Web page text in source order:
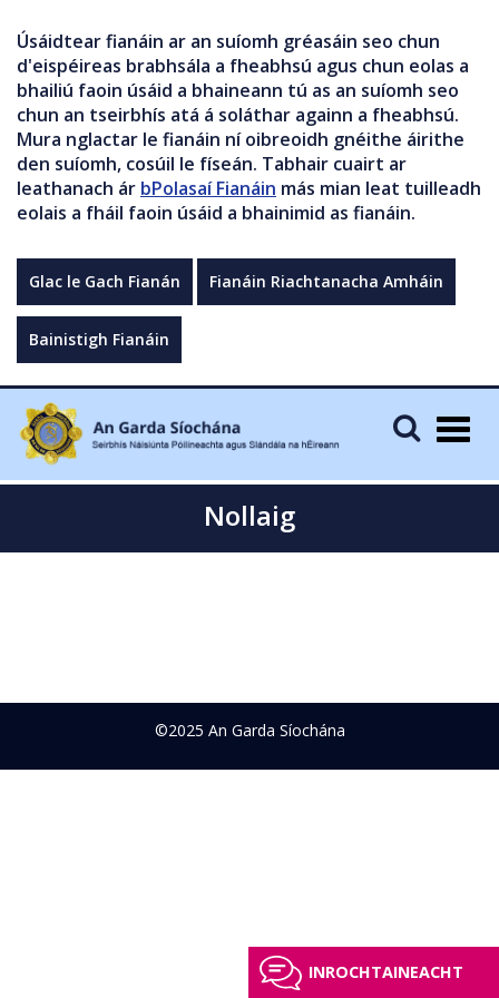
Úsáidtear fianáin ar an suíomh gréasáin seo chun
d'eispéireas brabhsála a fheabhsú agus chun eolas a
bhailiú faoin úsáid a bhaineann tú as an suíomh seo
chun an tseirbhís atá á soláthar againn a fheabhsú.
Mura nglactar le fianáin ní oibreoidh gnéithe áirithe
den suíomh, cosúil le físeán. Tabhair cuairt ar
leathanach ár bPolasaí Fianáin más mian leat tuilleadh
eolais a fháil faoin úsáid a bhainimid as fianáin.
Glac le Gach Fianán Fianáin Riachtanacha Amháin
Bainistigh Fianáin
Nollaig
©2025 An Garda Síochána
INROCHTAINEACHT